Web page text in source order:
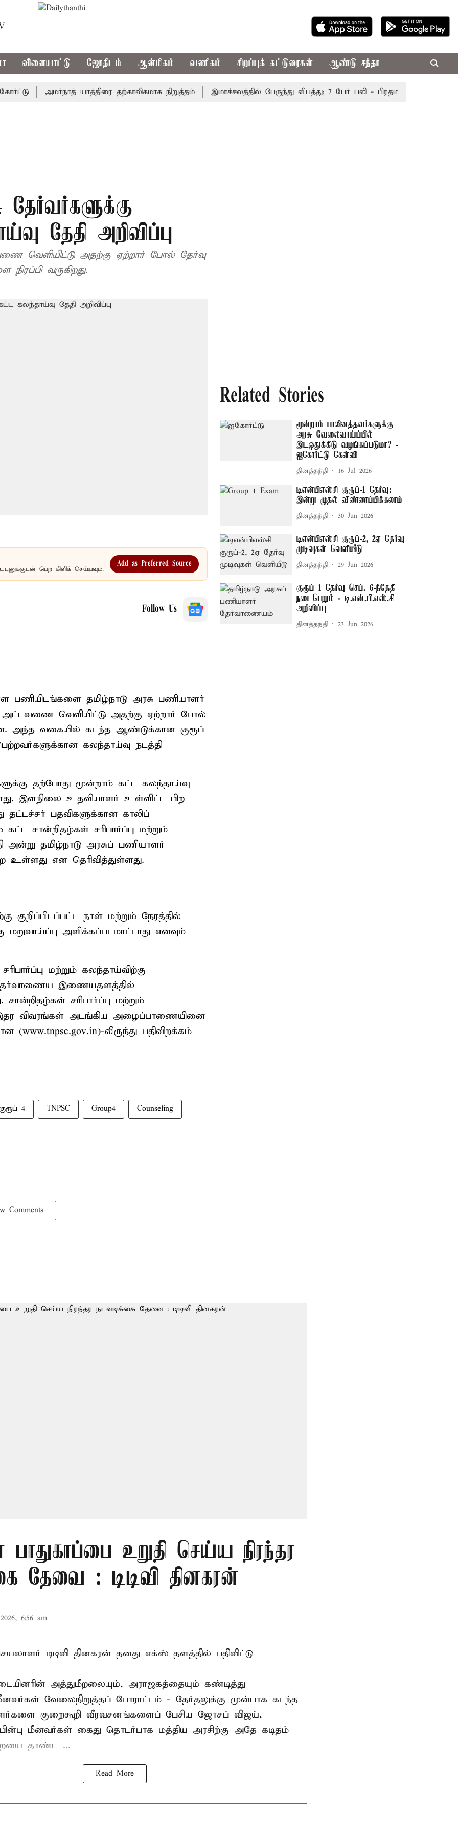
விளையாட்டு ஜோதிடம் ஆன்மிகம் வணிகம் சிறப்புக் கட்டுரைகள் ஆண்டு சந்தா
அமர்நாத் யாத்திரை தற்காலிகமாக நிறுத்தம் இமாச்சலத்தில் பேருந்து விபத்து; 7 பேர் பலி - பிரதமர் மோடி இரங்கல்
தேர்வர்களுக்கு
தேதி அறிவிப்பு
வெளியிட்டு அதற்கு ஏற்றார் போல் தேர்வு
வருகிறது.
பெற கிளிக் செய்யவும்.
Add as Preferred Source
Follow Us
பணியிடங்களை தமிழ்நாடு அரசு பணியாளர்
வெளியிட்டு அதற்கு ஏற்றார் போல்
அந்த வகையில் கடந்த ஆண்டுக்கான குரூப்
கலந்தாய்வு நடத்தி
தற்போது மூன்றாம் கட்ட கலந்தாய்வு
இளநிலை உதவியாளர் உள்ளிட்ட பிற
தட்டச்சர் பதவிகளுக்கான காலிப்
சான்றிதழ்கள் சரிபார்ப்பு மற்றும்
தமிழ்நாடு அரசுப் பணியாளர்
என தெரிவித்துள்ளது.
குறிப்பிடப்பட்ட நாள் மற்றும் நேரத்தில்
அளிக்கப்படமாட்டாது எனவும்
மற்றும் கலந்தாய்விற்கு
இணையதளத்தில்
சான்றிதழ்கள் சரிபார்ப்பு மற்றும்
விவரங்கள் அடங்கிய அழைப்பாணையினை
லிருந்து பதிவிறக்கம்
4 TNPSC Group4 Counseling
Comments
Related Stories
மூன்றாம் பாலினத்தவர்களுக்கு
அரசு வேலைவாய்ப்பில்
இடஒதுக்கீடு வழங்கப்படுமா? -
ஐகோர்ட்டு கேள்வி
தினத்தந்தி 16 Jul 2026
டிஎன்பிஎஸ்சி குரூப்-1 தேர்வு:
இன்று முதல் விண்ணப்பிக்கலாம்
தினத்தந்தி 30 Jun 2026
டிஎன்பிஎஸ்சி குரூப்-2, 2ஏ தேர்வு
முடிவுகள் வெளியீடு
தினத்தந்தி 29 Jun 2026
குரூப் 1 தேர்வு செப். 6-ந்தேதி
நடைபெறும் - டி.என்.பி.எஸ்.சி
அறிவிப்பு
தினத்தந்தி 23 Jun 2026
உறுதி செய்ய நிரந்தர
தேவை : டிடிவி தினகரன்
6:56 am
டிடிவி தினகரன் தனது எக்ஸ் தளத்தில் பதிவிட்டு
அத்துமீறலையும், அராஜகத்தையும் கண்டித்து
வேலைநிறுத்தப் போராட்டம் - தேர்தலுக்கு முன்பாக கடந்த
குறைகூறி வீரவசனங்களைப் பேசிய ஜோசப் விஜய்,
மீனவர்கள் கைது தொடர்பாக மத்திய அரசிற்கு அதே கடிதம்
தாண்ட ...
Read More